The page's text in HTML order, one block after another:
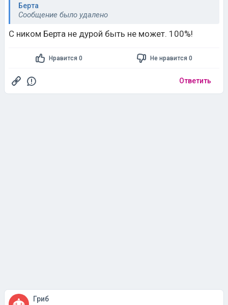
Берта
Сообщение было удалено
С ником Берта не дурой быть не может. 100%!
Нравится 0 Не нравится 0
Ответить
Гриб